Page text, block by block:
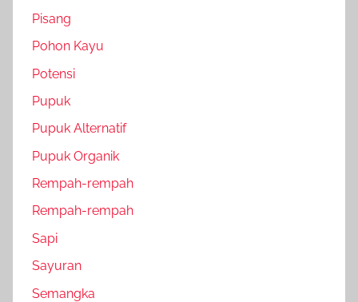
Pisang
Pohon Kayu
Potensi
Pupuk
Pupuk Alternatif
Pupuk Organik
Rempah-rempah
Rempah-rempah
Sapi
Sayuran
Semangka